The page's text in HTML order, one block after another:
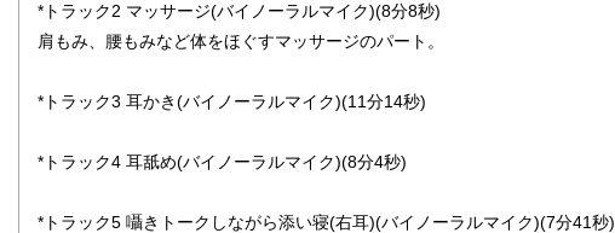
*トラック2 マッサージ(バイノーラルマイク)(8分8秒)
肩もみ、腰もみなど体をほぐすマッサージのパート。
*トラック3 耳かき(バイノーラルマイク)(11分14秒)
*トラック4 耳舐め(バイノーラルマイク)(8分4秒)
*トラック5 囁きトークしながら添い寝(右耳)(バイノーラルマイク)(7分41秒)